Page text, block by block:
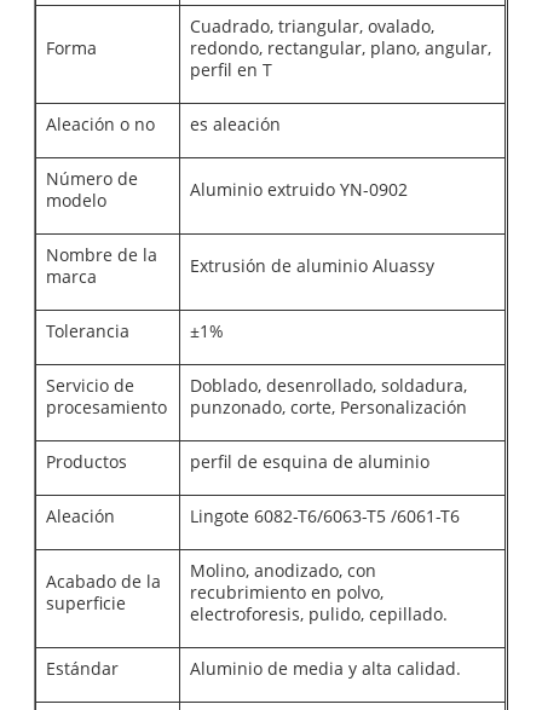
Forma
Cuadrado, triangular, ovalado,
redondo, rectangular, plano, angular,
perfil en T
Aleación o no es aleación
Número de
modelo
Aluminio extruido YN-0902
Nombre de la
marca
Extrusión de aluminio Aluassy
Tolerancia ±1%
Servicio de
procesamiento
Doblado, desenrollado, soldadura,
punzonado, corte, Personalización
Productos perfil de esquina de aluminio
Aleación Lingote 6082-T6/6063-T5 /6061-T6
Acabado de la
superficie
Molino, anodizado, con
recubrimiento en polvo,
electroforesis, pulido, cepillado.
Estándar Aluminio de media y alta calidad.